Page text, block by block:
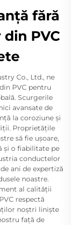
fără
PVC
Co., Ltd., ne
PVC pentru
Scurgerile
avansate de
la coroziune și
Proprietățile
să fie ușoare,
și o fiabilitate pe
conductelor
ani de expertiză
noastre.
al calității
respectă
noștri liniște
față de